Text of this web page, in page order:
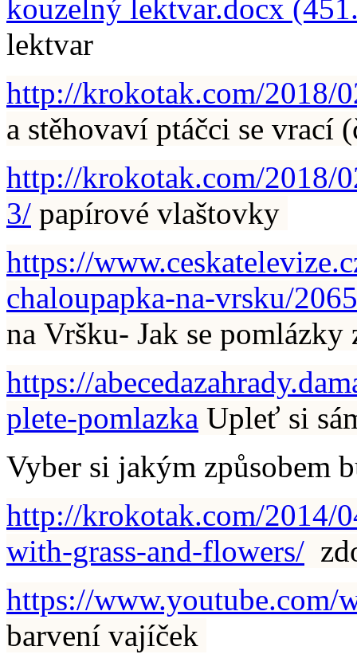
kouzelný lektvar.docx
lektvar
http://krokotak.com/2018/
a stěhovaví ptáčci se vrací
http://krokotak.com/2018/
3/ papírové vlaštovky
https://
chaloupapka-na-vrsku/
na Vršku- Jak se
https://
plete-pomlazka Upleť si
Vyber si jakým způsobem
http://krokotak.com/2014/
with-grass-and-flowers/
https://www.youtube.com/
barvení vajíček